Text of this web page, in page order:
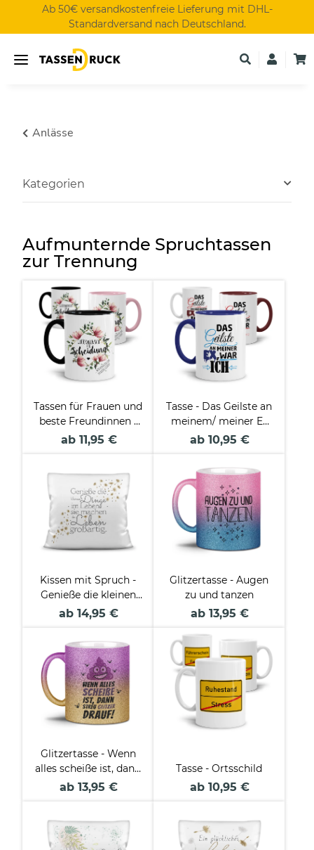
Ab 50€ versandkostenfreie Lieferung mit DHL-
Standardversand nach Deutschland.
Anlässe
Aufmunternde Spruchtassen
zur Trennung
Tassen für Frauen und
beste Freundinnen -
Glückwunsch zur
ab 11,95 €
Tasse - Das Geilste an
meinem/ meiner Ex
war ich
ab 10,95 €
Kissen mit Spruch -
Genieße die kleinen
Dinge
ab 14,95 €
Glitzertasse - Augen
zu und tanzen
ab 13,95 €
Glitzertasse - Wenn
alles scheiße ist, dann
streu Glitzer drauf
ab 13,95 €
Tasse - Ortsschild
ab 10,95 €
Kategorien